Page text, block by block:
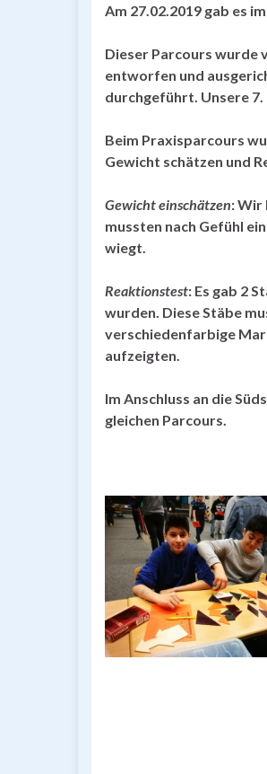
Am 27.02.2019 gab es
Dieser Parcours wurde
entworfen und
durchgeführt. Unsere
Beim Praxisparcours
Gewicht schätzen und
Gewicht einschätzen: Wir
mussten nach Gefühl
wiegt.
Reaktionstest: Es gab 2
wurden. Diese Stäbe
verschiedenfarbige
aufzeigten.
Im Anschluss an die
gleichen Parcours.